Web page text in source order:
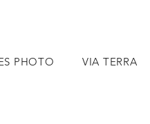
PHOTO VIA TERRA